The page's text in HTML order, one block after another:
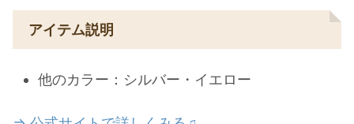
アイテム説明
他のカラー：シルバー・イエロー